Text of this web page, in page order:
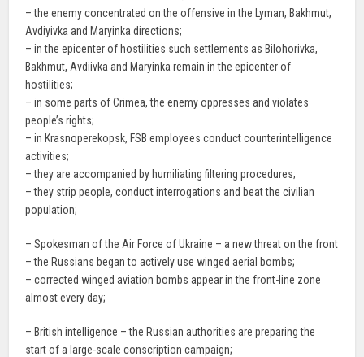
– the enemy concentrated on the offensive in the Lyman, Bakhmut,
Avdiyivka and Maryinka directions;
– in the epicenter of hostilities such settlements as Bilohorivka,
Bakhmut, Avdiivka and Maryinka remain in the epicenter of
hostilities;
– in some parts of Crimea, the enemy oppresses and violates
people’s rights;
– in Krasnoperekopsk, FSB employees conduct counterintelligence
activities;
– they are accompanied by humiliating filtering procedures;
– they strip people, conduct interrogations and beat the civilian
population;
– Spokesman of the Air Force of Ukraine – a new threat on the front
– the Russians began to actively use winged aerial bombs;
– corrected winged aviation bombs appear in the front-line zone
almost every day;
– British intelligence – the Russian authorities are preparing the
start of a large-scale conscription campaign;